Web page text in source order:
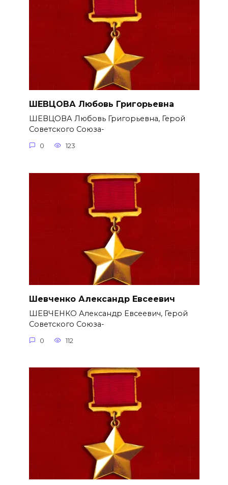
ШЕВЦОВА Любовь Григорьевна
ШЕВЦОВА Любовь Григорьевна, Герой
Советского Союза-
0 123
Шевченко Александр Евсеевич
ШЕВЧЕНКО Александр Евсеевич, Герой
Советского Союза-
0 112